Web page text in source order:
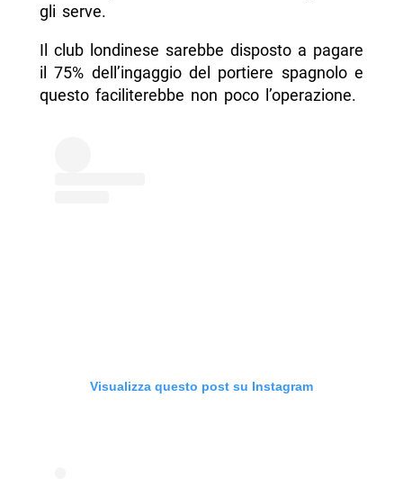
gli serve.
Il club londinese sarebbe disposto a pagare
il 75% dell’ingaggio del portiere spagnolo e
questo faciliterebbe non poco l’operazione.
Visualizza questo post su Instagram